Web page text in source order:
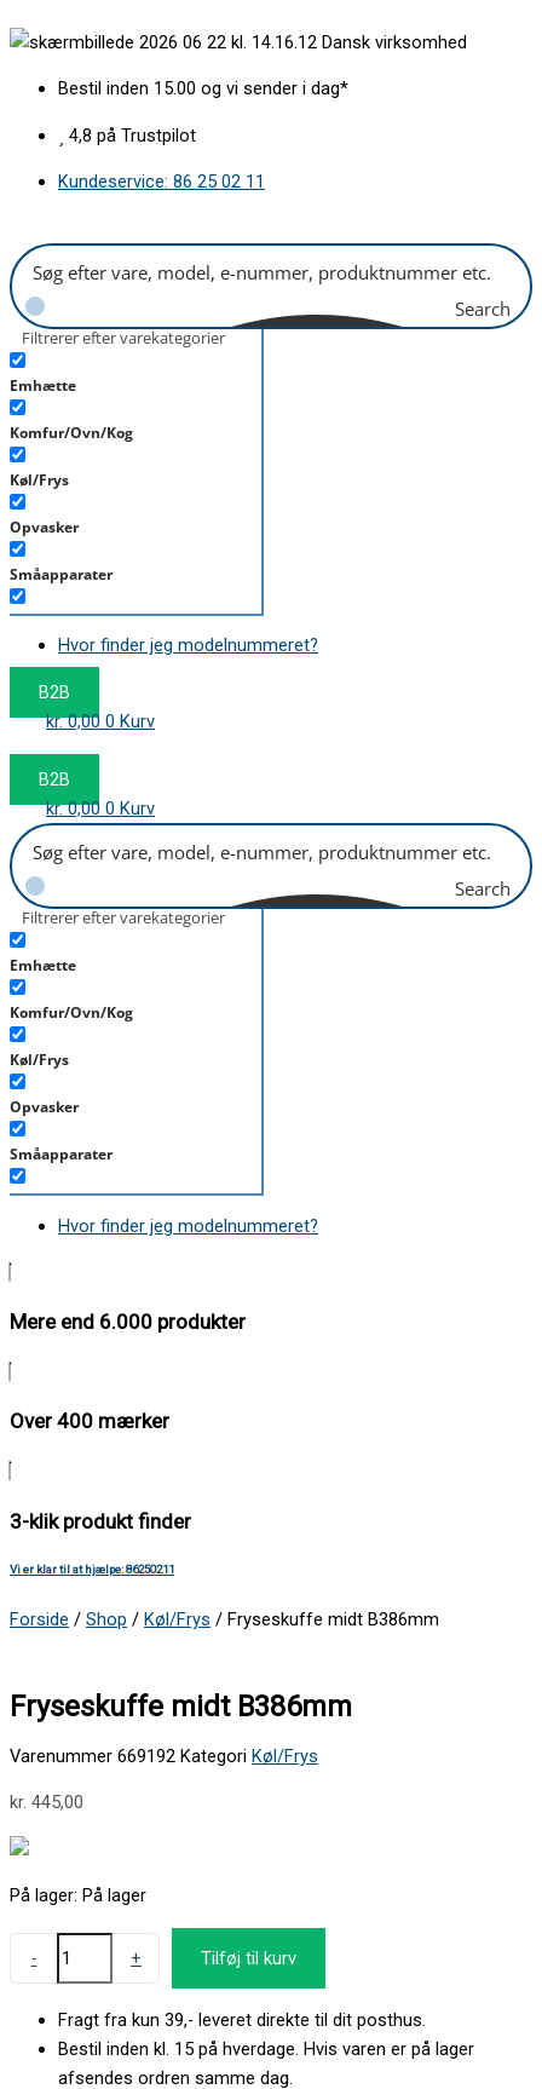
til
Dansk virksomhed
Bestil inden 15.00 og vi sender i dag*
4,8 på Trustpilot
Kundeservice: 86 25 02 11
Search
Filtrerer efter varekategorier
Emhætte
Komfur/Ovn/Kog
Køl/Frys
Opvasker
Småapparater
Støvsuger
Tørretumbler
Tilbehør/Plejemidler
Hvor finder jeg modelnummeret?
B2B
kr.0,00 0 Kurv
B2B
kr.0,00 0 Kurv
Search
Filtrerer efter varekategorier
Emhætte
Komfur/Ovn/Kog
Køl/Frys
Opvasker
Småapparater
Støvsuger
Hvor finder jeg modelnummeret?
Mere end 6.000 produkter
Over 400 mærker
3-klik produkt finder
Vi er klar til at hjælpe: 86250211
Forside / Shop / Køl/Frys / Fryseskuffe midt B386mm
Fryseskuffe midt B386mm
Varenummer 669192 Kategori Køl/Frys
kr. 445,00
På lager: På lager
-
midt
+ Tilføj til kurv
Fragt fra kun 39,- leveret direkte til dit posthus.
Bestil inden kl. 15 på hverdage. Hvis varen er på lager
afsendes ordren samme dag.